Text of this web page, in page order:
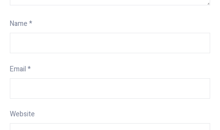
Name*
Email*
Website